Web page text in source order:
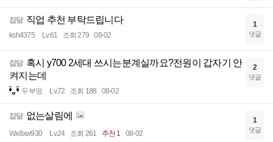
잡담 직업 추천 부탁드립니다
ksh4375 Lv.61 조회 279 08-02
1
댓글
잡담 혹시 y700 2세대 쓰시는분계실까요?전원이 갑자기 안
켜지는데
두부멍 Lv.72 조회 188 08-02
2
댓글
잡담 없는살림에
Wx8xw930 Lv.24 조회 261 추천 1 08-02
1
댓글